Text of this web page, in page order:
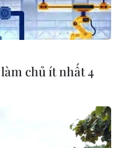
y tế
chủ ít nhất 4